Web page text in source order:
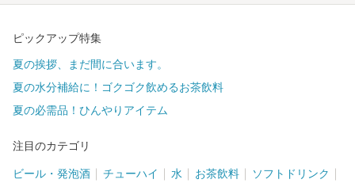
ピックアップ特集
夏の挨拶、まだ間に合います。
夏の水分補給に！ゴクゴク飲めるお茶飲料
夏の必需品！ひんやりアイテム
注目のカテゴリ
ビール・発泡酒 チューハイ 水 お茶飲料 ソフトドリンク